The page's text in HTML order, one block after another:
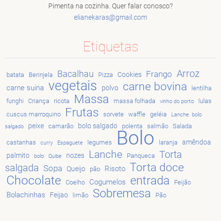
Pimenta na cozinha. Quer falar conosco?
elianekaras@gmai l.com
Etiquetas
batata Berinjela Bacalhau Pizza Cookies Frango Arroz
carne suina vegetais polvo carne bovina
lentilha
funghi
Criança ricota Massa massa folhada vinho do porto
lulas
cuscus marroquino
Frutas sorvete waffle geléia
Lanche. bolo
salgado
peixe camarão bolo salgado polenta salmão Salada
castanhas curry Espaguete legumes Bolo laranja
amêndoa
palmito
bolo Quibe nozes Lanche Panqueca
Torta
salgada Sopa Queijo pão Risoto Torta doce
Chocolate Coelho Cogumelos entrada Feijão
Bolachinhas Feijao limão Sobremesa Pão